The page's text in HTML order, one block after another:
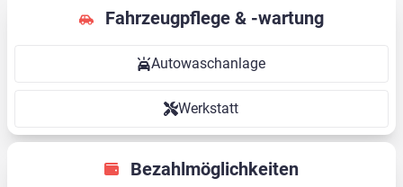
Fahrzeugpflege & -wartung
Autowaschanlage
Werkstatt
Bezahlmöglichkeiten